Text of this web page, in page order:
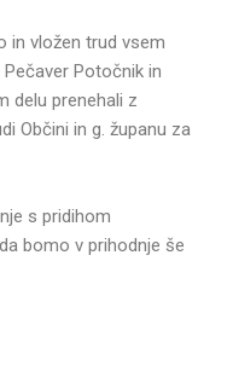
in vložen trud vsem
Potočnik in
delu prenehali z
Občini in g. županu za
s pridihom
bomo v prihodnje še